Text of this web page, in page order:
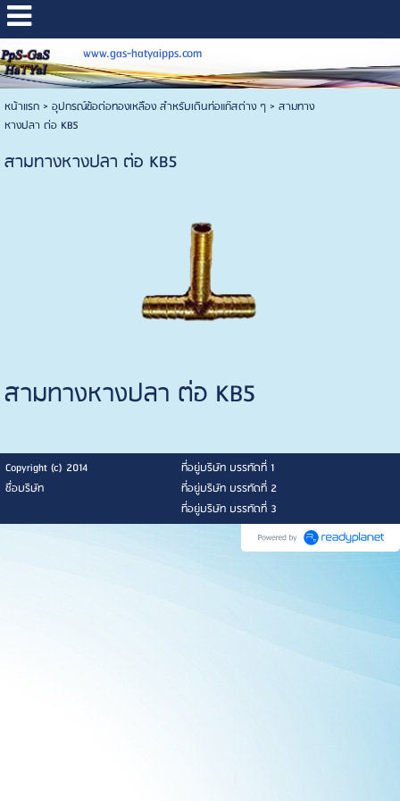
www.gas-hatyaipps.com
หน้าแรก> อุปกรณ์ข้อต่อทองเหลือง สำหรับเดินท่อแก๊สต่าง ๆ> สามทาง
หางปลา ต่อ KB5
สามทางหางปลา ต่อ KB5
สามทางหางปลา ต่อ KB5
Copyright (c) 2014
ที่อยู่บริษัท บรรทัดที่ 1
ชื่อบริษัท
ที่อยู่บริษัท บรรทัดที่ 2
ที่อยู่บริษัท บรรทัดที่ 3